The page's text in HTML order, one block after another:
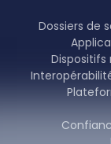
Dossiers de